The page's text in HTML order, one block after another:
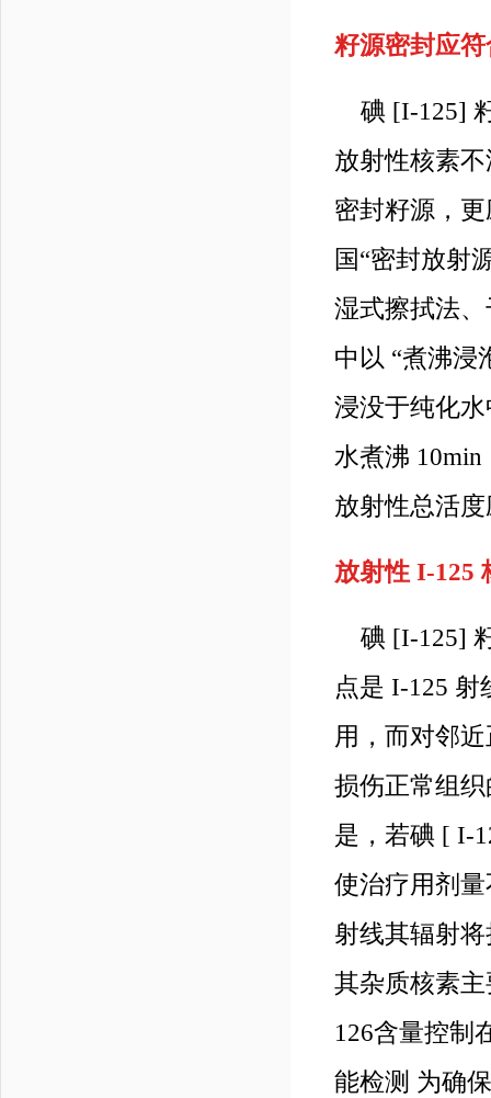
籽源密封应
碘 [I-125]
放射性核素
密封籽源，
国“密封放射
湿式擦拭法
中以 “煮沸浸
浸没于纯化
水煮沸
放射性总活
放射性 I-125
碘 [I-125]
点是 I-125
用，而对邻
损伤正常组
是，若碘 [ I-
使治疗用剂
射线其辐射
其杂质核素
126含量控制
能检测 为确